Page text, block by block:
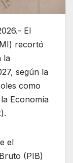
El
recortó
la
según la
como
Economía
el
(PIB)